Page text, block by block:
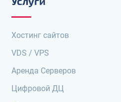
Хостинг сайтов
VDS / VPS
Аренда Серверов
Цифровой ДЦ